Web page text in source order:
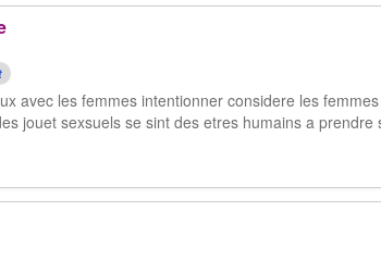
avec les femmes intentionner considere les
jouet sexsuels se sint des etres humains a prendre